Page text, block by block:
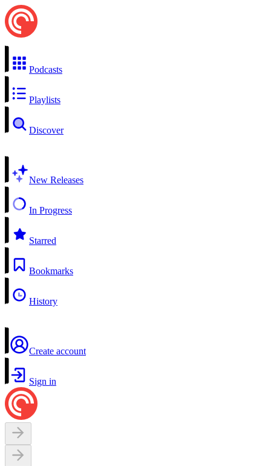
Podcasts
Playlists
Discover
New Releases
In Progress
Starred
Bookmarks
History
Create account
Sign in